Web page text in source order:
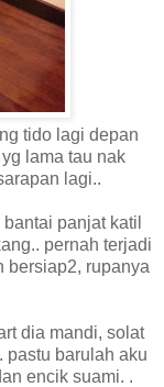
tido lagi depan
lama tau nak
lagi..
panjat katil
pernah terjadi
bersiap2, rupanya
dia mandi, solat
pastu barulah aku
encik suami. .